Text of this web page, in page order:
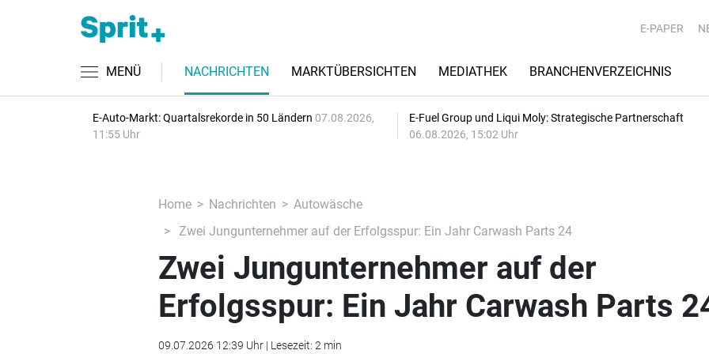
E-PAPER
MENÜ NACHRICHTEN MARKTÜBERSICHTEN MEDIATHEK BRANCHENVERZEICHNIS
E-Auto-Markt: Quartalsrekorde in 50 Ländern 07.08.2026,
11:55 Uhr
E-Fuel Group und Liqui Moly: Strategische Partnerschaft
06.08.2026, 15:02 Uhr
Home Nachrichten
Autowäsche
Zwei Jungunternehmer auf der Erfolgsspur: Ein Jahr Carwash Parts 24
Zwei Jungunternehmer auf der
Erfolgsspur: Ein Jahr Carwash Parts
09.07.2026 12:39 Uhr | Lesezeit: 2 min